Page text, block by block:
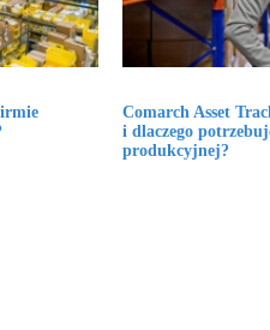
Comarch Asset
i dlaczego
produkcyjnej?